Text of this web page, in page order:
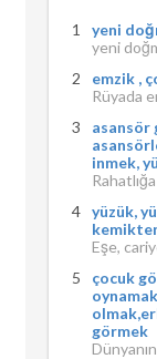
yeni
yeni
emzik ,
Rüyada
asansör
inmek,
yüzük,
Eşe,
çocuk
görmek